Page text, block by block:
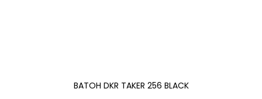
BATOH DKR TAKER 256 BLACK